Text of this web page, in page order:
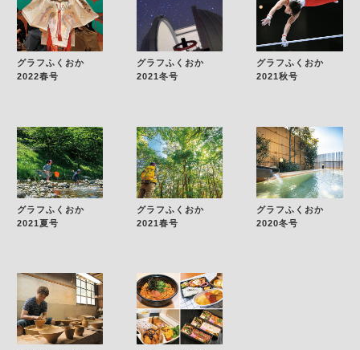
グラフふくおか
2022春号
グラフふくおか
2021冬号
グラフふくおか
2021秋号
グラフふくおか
2021夏号
グラフふくおか
2021春号
グラフふくおか
2020冬号